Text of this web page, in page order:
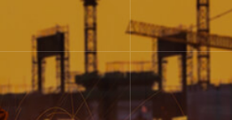
Veuillez remplir le formulaire et
un plaisir
de prendre contact avec vous dans
délais.